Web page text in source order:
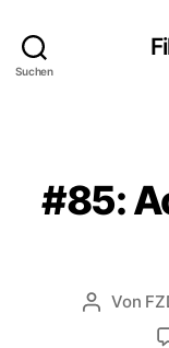
Suchen
#85:
Von